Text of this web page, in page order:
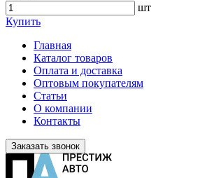
шт
Купить
Главная
Каталог товаров
Оплата и доставка
Оптовым покупателям
Статьи
О компании
Контакты
Заказать звонок